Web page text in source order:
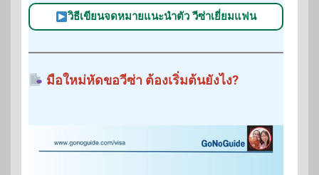
วิธีเขียนจดหมายแนะนำตัว วีซ่าเยี่ยมแฟน
มือใหม่หัดขอวีซ่า ต้องเริ่มต้นยังไง?